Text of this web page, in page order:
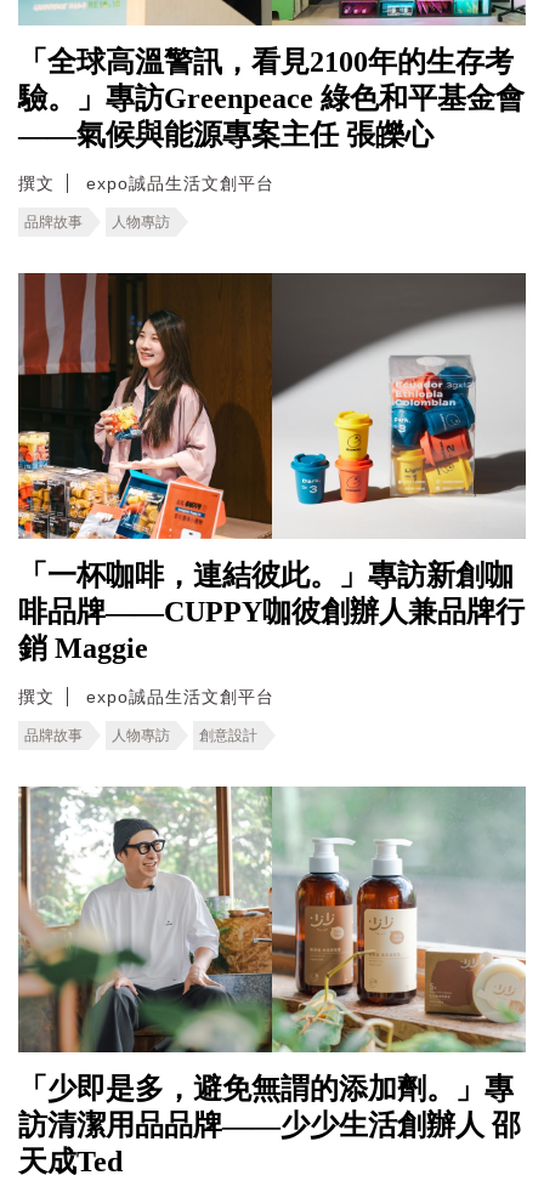
「全球高溫警訊，看見2100年的生存考
驗。」專訪Greenpeace 綠色和平基金會
——氣候與能源專案主任 張皪心
撰文 expo誠品生活文創平台
品牌故事 人物專訪
「一杯咖啡，連結彼此。」專訪新創咖
啡品牌——CUPPY咖彼創辦人兼品牌行
銷 Maggie
撰文 expo誠品生活文創平台
品牌故事 人物專訪 創意設計
「少即是多，避免無謂的添加劑。」專
訪清潔用品品牌——少少生活創辦人 邵
天成Ted